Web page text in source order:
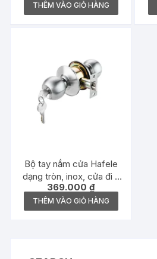
THÊM VÀO GIỎ HÀNG
Bộ tay nắm cửa Hafele
dạng tròn, inox, cửa đi –
489.93.130
369.000₫
THÊM VÀO GIỎ HÀNG